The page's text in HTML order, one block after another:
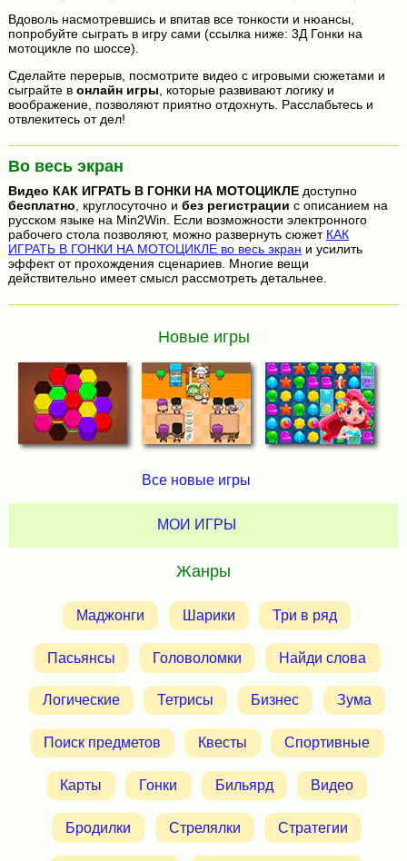
Вдоволь насмотревшись и впитав все тонкости и нюансы,
попробуйте сыграть в игру сами (ссылка ниже: 3Д Гонки на
мотоцикле по шоссе).
Сделайте перерыв, посмотрите видео с игровыми сюжетами и
сыграйте в онлайн игры , которые развивают логику и
воображение, позволяют приятно отдохнуть. Расслабьтесь и
отвлекитесь от дел!
Во весь экран
Видео КАК ИГРАТЬ В ГОНКИ НА МОТОЦИКЛЕдоступно
бесплатно , круглосуточно и без регистрации с описанием на
русском языке на Min2Win. Если возможности электронного
рабочего стола позволяют, можно развернуть сюжет КАК
ИГРАТЬ В ГОНКИ НА МОТОЦИКЛЕ во весь экран и усилить
эффект от прохождения сценариев. Многие вещи
действительно имеет смысл рассмотреть детальнее.
Новые игры
Все новые игры
МОИ ИГРЫ
Жанры
Маджонги Шарики Три в ряд
Пасьянсы Головоломки Найди слова
Логические Тетрисы Бизнес Зума
Поиск предметов Квесты Спортивные
Карты Гонки Бильярд Видео
Бродилки Стрелялки Стратегии